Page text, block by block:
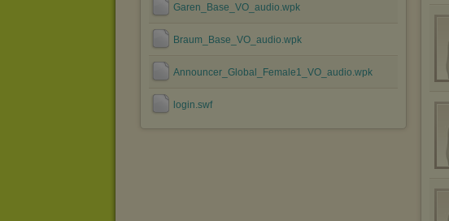
Garen_Base_VO_audio.wpk
Braum_Base_VO_audio.wpk
Announcer_Global_Female1_VO_audio.wpk
login.swf